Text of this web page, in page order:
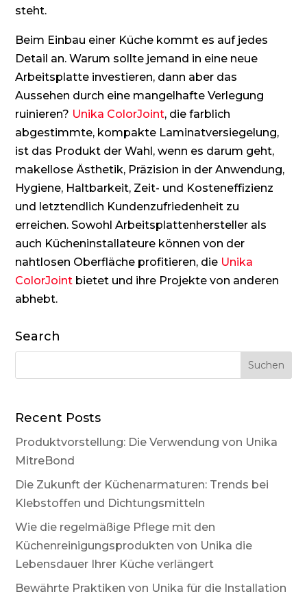
steht.
Beim Einbau einer Küche kommt es auf jedes
Detail an. Warum sollte jemand in eine neue
Arbeitsplatte investieren, dann aber das
Aussehen durch eine mangelhafte Verlegung
ruinieren? Unika ColorJoint, die farblich
abgestimmte, kompakte Laminatversiegelung,
ist das Produkt der Wahl, wenn es darum geht,
makellose Ästhetik, Präzision in der Anwendung,
Hygiene, Haltbarkeit, Zeit- und Kosteneffizienz
und letztendlich Kundenzufriedenheit zu
erreichen. Sowohl Arbeitsplattenhersteller als
auch Kücheninstallateure können von der
nahtlosen Oberfläche profitieren, die Unika
ColorJoint bietet und ihre Projekte von anderen
abhebt.
Search
Recent Posts
Produktvorstellung: Die Verwendung von Unika
MitreBond
Die Zukunft der Küchenarmaturen: Trends bei
Klebstoffen und Dichtungsmitteln
Wie die regelmäßige Pflege mit den
Küchenreinigungsprodukten von Unika die
Lebensdauer Ihrer Küche verlängert
Bewährte Praktiken von Unika für die Installation